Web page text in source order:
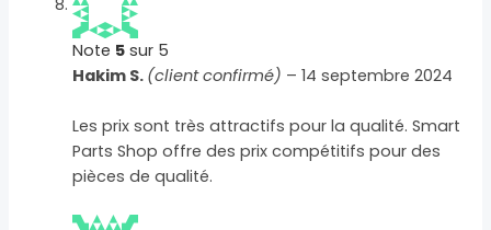
Note 5 sur 5
Hakim S. (client confirmé) – 14 septembre 2024
Les prix sont très attractifs pour la qualité. Smart
Parts Shop offre des prix compétitifs pour des
pièces de qualité.